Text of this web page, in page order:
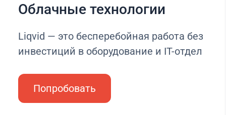
Облачные технологии
Liqvid — это бесперебойная работа без
инвестиций в оборудование и IT-отдел
Попробовать